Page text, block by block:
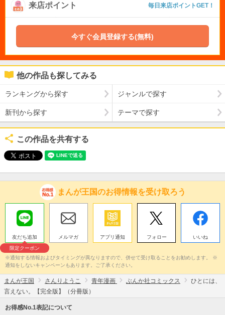
来店ポイント 毎日来店ポイントGET！
今すぐ会員登録する(無料)
他の作品も探してみる
ランキングから探す ジャンルで探す
新刊から探す テーマで探す
この作品を共有する
まんが王国のお得情報を受け取ろう
友だち追加
限定クーポン
メルマガ アプリ通知 フォロー いいね
※通知する情報およびタイミングが異なりますので、併せて受け取ることをお勧めします。 ※
通知をしないキャンペーンもあります。ご了承ください。
まんが王国 さんりようこ 青年漫画 ぶんか社コミックス
ひとには、
言えない。【完全版】（分冊版）
お得感No.1表記について